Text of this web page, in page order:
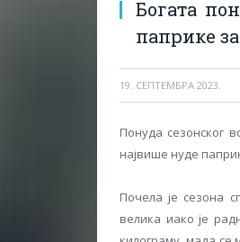
Богата
паприке за
19. СЕПТЕМБРА 2023.
Понуда сезонског
највише нуде
Почела је сезона
велика иако је